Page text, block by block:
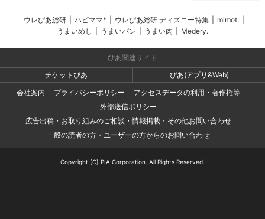
ウレぴあ総研 ハピママ* ウレぴあ総研 ディズニー特集 mimot.
うまいめし
うまいパン うまい肉 Medery.
ぴあ関連サイト
チケットぴあ
ぴあ(アプリ&Web)
会社案内
プライバシーポリシー
アクセスデータの利用・著作権等
外部送信ポリシー
広告出稿・お取り組みのご相談・情報掲載・その他お問い合わせ
一般の読者の方・ユーザーの方からのお問い合わせ
Copyright (C) PIA Corporation. All Rights Reserved.